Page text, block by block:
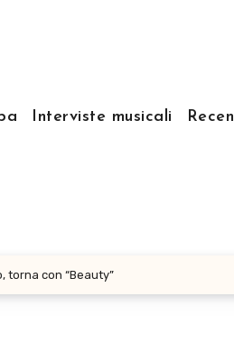
Interviste musicali
torna con “Beauty”